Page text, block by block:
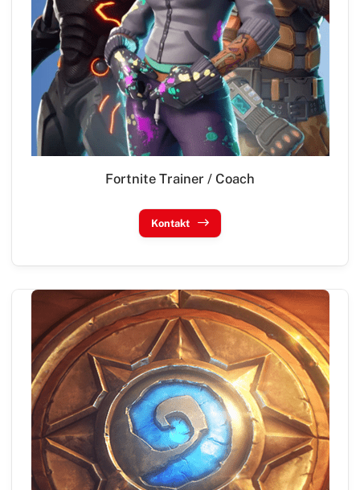
Fortnite Trainer / Coach
Kontakt